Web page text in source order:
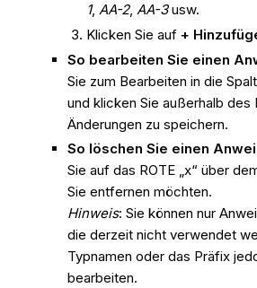
1, AA-2, AA-3usw.
Klicken Sie auf +
So bearbeiten Sie einen
Sie zum Bearbeiten in die
und klicken Sie außerhalb des
Änderungen zu speichern.
So löschen Sie einen
Sie auf das ROTE „x“ über
Sie entfernen möchten.
Hinweis: Sie können nur
die derzeit nicht verwendet
Typnamen oder das Präfix
bearbeiten.